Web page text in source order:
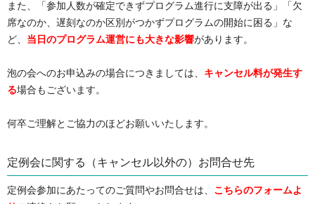
また、「参加人数が確定できずプログラム進行に支障が出る」「欠
席なのか、遅刻なのか区別がつかずプログラムの開始に困る」な
ど、 当日のプログラム運営にも大きな影響があります。
泡の会へのお申込みの場合につきましては、 キャンセル料が発生す
る場合もございます。
何卒ご理解とご協力のほどお願いいたします。
定例会に関する（キャンセル以外の）お問合せ先
定例会参加にあたってのご質問やお問合せは、 こちらのフォームよ